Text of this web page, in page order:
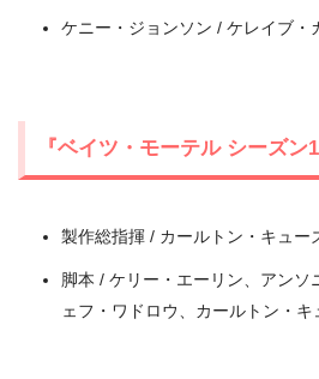
＼＼31日間無料!!お試し
ケニー・ジョンソン / ケレイブ・
『ベイツ・モーテル シーズン
製作総指揮 / カールトン・キュー
脚本 / ケリー・エーリン、アンソ
ェフ・ワドロウ、カールトン・